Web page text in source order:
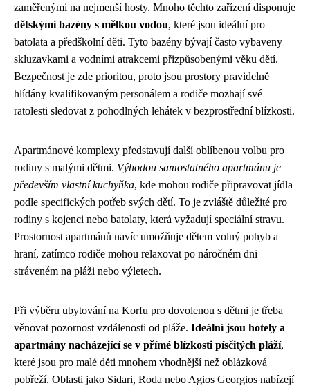
zaměřenými na nejmenší hosty. Mnoho těchto zařízení disponuje
dětskými bazény s mělkou vodou, které jsou ideální pro
batolata a předškolní děti. Tyto bazény bývají často vybaveny
skluzavkami a vodními atrakcemi přizpůsobenými věku dětí.
Bezpečnost je zde prioritou, proto jsou prostory pravidelně
hlídány kvalifikovaným personálem a rodiče mozhají své
ratolesti sledovat z pohodlných lehátek v bezprostřední blízkosti.
Apartmánové komplexy představují další oblíbenou volbu pro
rodiny s malými dětmi. Výhodou samostatného apartmánu je
především vlastní kuchyňka, kde mohou rodiče připravovat jídla
podle specifických potřeb svých dětí. To je zvláště důležité pro
rodiny s kojenci nebo batolaty, která vyžadují speciální stravu.
Prostornost apartmánů navíc umožňuje dětem volný pohyb a
hraní, zatímco rodiče mohou relaxovat po náročném dni
stráveném na pláži nebo výletech.
Při výběru ubytování na Korfu pro dovolenou s dětmi je třeba
věnovat pozornost vzdálenosti od pláže. Ideální jsou hotely a
apartmány nacházející se v přímé blízkosti písčitých pláží,
které jsou pro malé děti mnohem vhodnější než oblázková
pobřeží. Oblasti jako Sidari, Roda nebo Agios Georgios nabízejí